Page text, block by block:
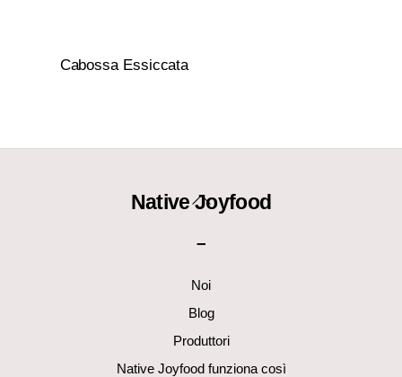
Cabossa Essiccata
Back
Native Joyfood
–
Noi
Blog
Produttori
Native Joyfood funziona così